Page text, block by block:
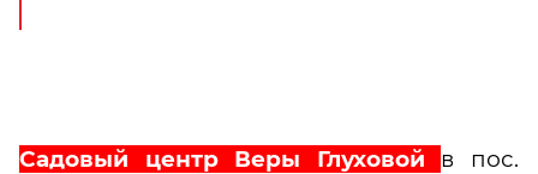
Садовый центр Веры Глуховой в пос.